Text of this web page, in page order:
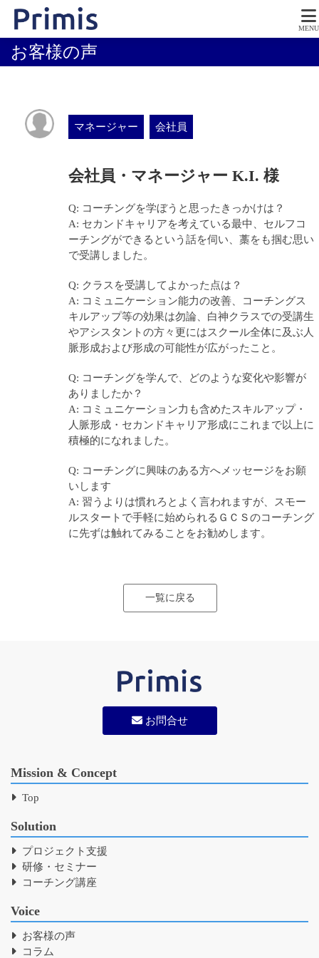
MENU
お客様の声
マネージャー 会社員
会社員・マネージャー K.I. 様
Q: コーチングを学ぼうと思ったきっかけは？
A: セカンドキャリアを考えている最中、セルフコ
ーチングができるという話を伺い、藁をも掴む思い
で受講しました。
Q: クラスを受講してよかった点は？
A: コミュニケーション能力の改善、コーチングス
キルアップ等の効果は勿論、白神クラスでの受講生
やアシスタントの方々更にはスクール全体に及ぶ人
脈形成および形成の可能性が広がったこと。
Q: コーチングを学んで、どのような変化や影響が
ありましたか？
A: コミュニケーション力も含めたスキルアップ・
人脈形成・セカンドキャリア形成にこれまで以上に
積極的になれました。
Q: コーチングに興味のある方へメッセージをお願
いします
A: 習うよりは慣れろとよく言われますが、スモー
ルスタートで手軽に始められるＧＣＳのコーチング
に先ずは触れてみることをお勧めします。
一覧に戻る
お問合せ
Mission & Concept
Top
Solution
プロジェクト支援
研修・セミナー
コーチング講座
Voice
お客様の声
コラム